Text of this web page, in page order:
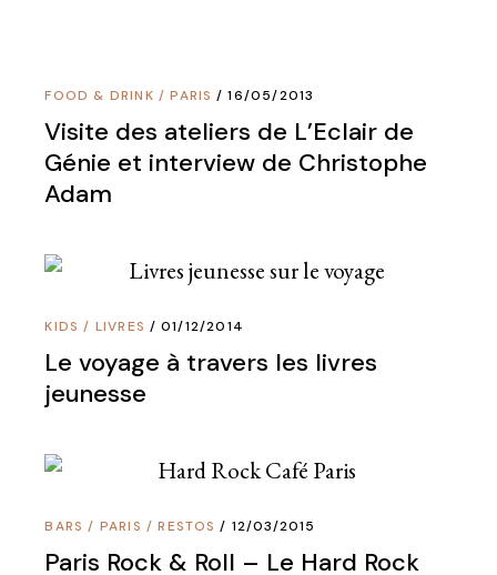
FOOD & DRINK /PARIS 16/05/2013
Visite des ateliers de L’Eclair de
Génie et interview de Christophe
Adam
KIDS / LIVRES 01/12/2014
Le voyage à travers les livres
jeunesse
BARS / PARIS /RESTOS 12/03/2015
Paris Rock & Roll – Le Hard Rock